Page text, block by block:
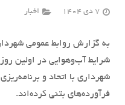
قوچان
ارتباط با ما
7 دی 1404 اخبار
به گزارش روابط عمومی
شرایط آب‌وهوایی در اولین
شهرداری با اتحاد و
فرآورده‌های بتنی کرده‌اند.